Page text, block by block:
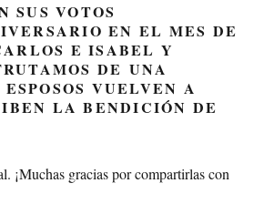
SUS VOTOS
EN EL MES DE
E ISABEL Y
DE UNA
VUELVEN A
LA BENDICIÓN DE
¡Muchas gracias por compartirlas con